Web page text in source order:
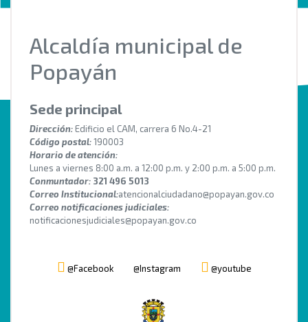
Alcaldía municipal de
Popayán
Sede principal
Dirección: Edificio el CAM, carrera 6 No.4-21
Código postal:190003
Horario de atención:
Lunes a viernes 8:00 a.m. a 12:00 p.m. y 2:00 p.m. a 5:00 p.m.
Conmuntador: 321 496 5013
Correo Institucional:atencionalciudadano@popayan.gov.co
Correo notificaciones judiciales:
notificacionesjudiciales@popayan.gov.co
@Facebook @Instagram @youtube